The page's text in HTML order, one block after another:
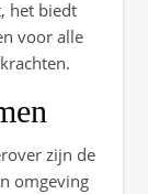
het biedt
voor alle
zijn de
omgeving